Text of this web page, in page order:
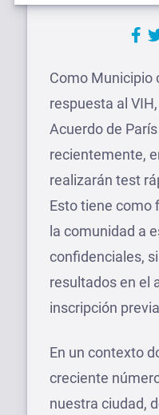
Como Municipio
respuesta al
Acuerdo de
recientemente,
realizarán test
Esto tiene como
la comunidad a
confidenciales,
resultados en el
inscripción
En un contexto
creciente
nuestra ciudad,